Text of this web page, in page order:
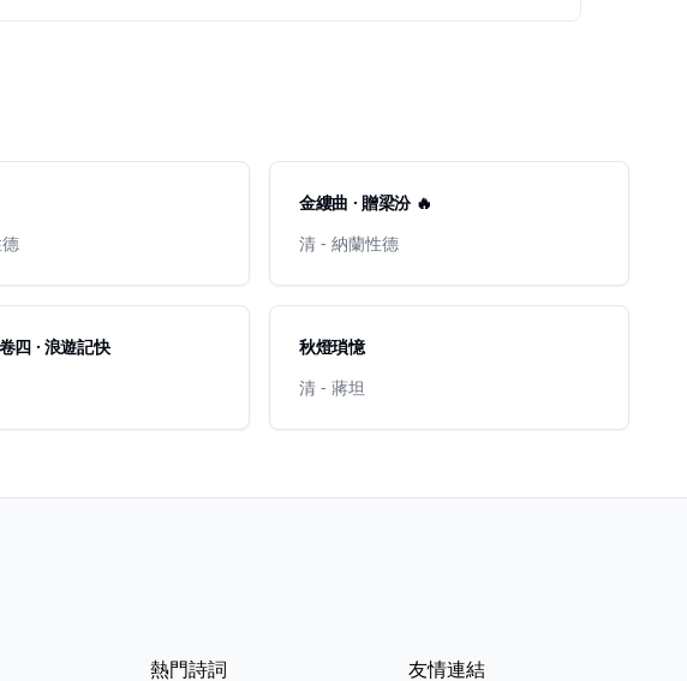
金縷曲 · 贈梁汾 🔥
清 - 納蘭性德
四 · 浪遊記快
秋燈瑣憶
清 - 蔣坦
熱門詩詞 友情連結